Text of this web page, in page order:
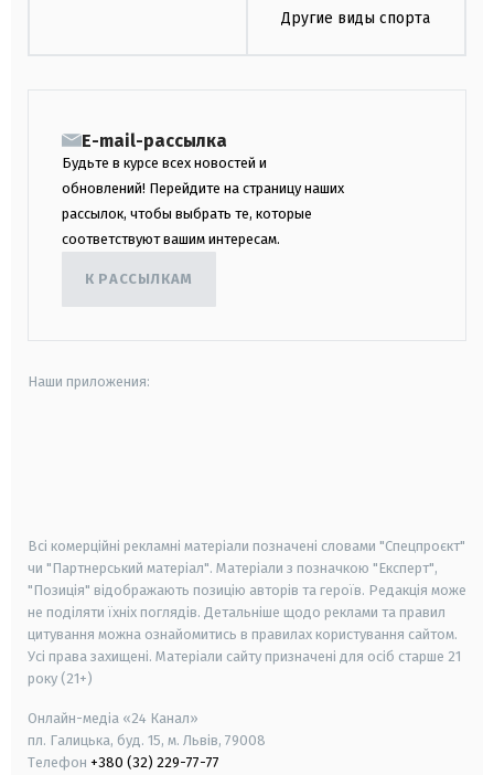
Другие виды спорта
E-mail-рассылка
Будьте в курсе всех новостей и
обновлений! Перейдите на страницу наших
рассылок, чтобы выбрать те, которые
соответствуют вашим интересам.
К РАССЫЛКАМ
Наши приложения:
Всі комерційні рекламні матеріали позначені словами "Спецпроєкт"
чи "Партнерський матеріал". Матеріали з позначкою "Експерт",
"Позиція" відображають позицію авторів та героїв. Редакція може
не поділяти їхніх поглядів. Детальніше щодо реклами та правил
цитування можна ознайомитись в правилах користування сайтом.
Усі права захищені. Матеріали сайту призначені для осіб старше 21
року (21+)
Онлайн-медіа «24 Канал»
пл. Галицька, буд. 15, м. Львів, 79008
Телефон +380 (32) 229-77-77